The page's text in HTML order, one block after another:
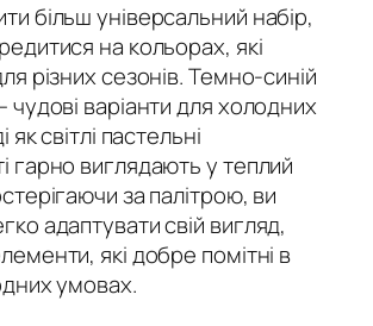
більш універсальний набір,
на кольорах, які
різних сезонів. Темно-синій
варіанти для холодних
як світлі пастельні
гарно виглядають у теплий
за палітрою, ви
адаптувати свій вигляд,
які добре помітні в
умовах.